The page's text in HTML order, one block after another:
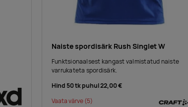
Naiste spordisärk Rush Singlet W
Funktsionaalsest kangast valmistatud naiste
varrukateta spordisärk.
Hind 50 tk puhul22,00 €
Vaata värve(5)